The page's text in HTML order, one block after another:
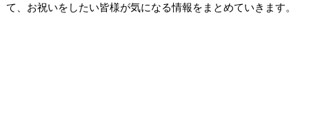
て、お祝いをしたい皆様が気になる情報をまとめていきます。